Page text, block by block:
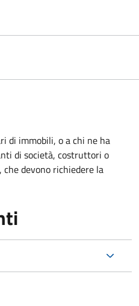
di immobili, o a chi ne ha
di società, costruttori o
devono richiedere la